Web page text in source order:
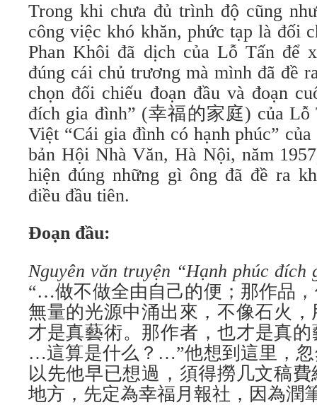
Trong khi chưa đủ trình độ cũng
công việc khó khăn, phức tạp là đối
Phan Khôi đã dịch của Lỗ Tấn để
đúng cái chủ trương mà mình đã đề
chọn đối chiếu đoạn đầu và đoạn
đích gia đình” (幸福的家庭) của Lỗ
Việt “Cái gia đình có hạnh phúc”
bản Hội Nhà Văn, Hà Nội, năm
hiện đúng những gì ông đã đề ra
điều đầu tiên.
Đoạn đầu:
Nguyên văn truyện “Hạnh phúc đích
“…做不做全由自己的便；那作品
無量的光源中涌出來，不像石火
才是真藝術。那作者，也才是真
…這算是什么？…”他想到這里，
以先他早已想過，須得撈几文稿
地方，先定為幸福月報社，因為潤